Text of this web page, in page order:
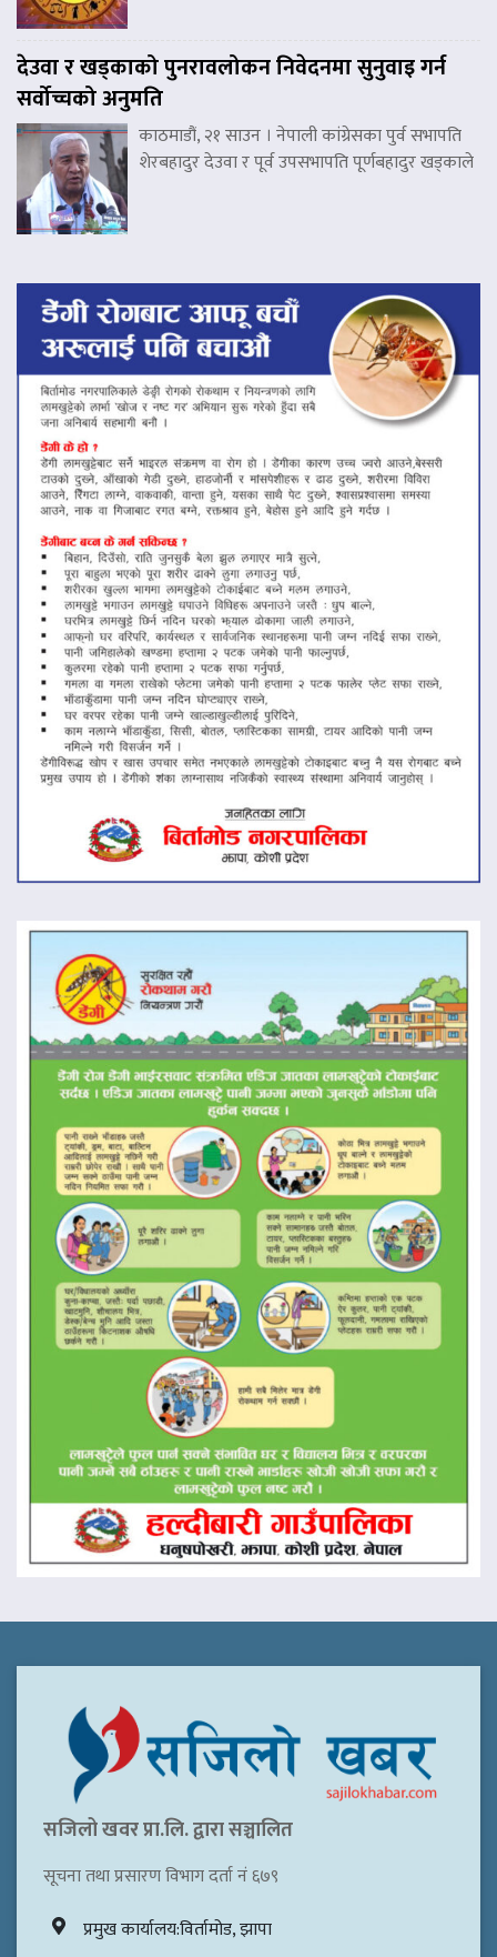
देउवा र खड्काको पुनरावलोकन निवेदनमा सुनुवाइ गर्न
सर्वोच्चको अनुमति
काठमाडौं, २१ साउन । नेपाली कांग्रेसका पुर्व सभापति
शेरबहादुर देउवा र पूर्व उपसभापति पूर्णबहादुर खड्काले
सजिलो खवर प्रा.लि. द्वारा सञ्चालित
सूचना तथा प्रसारण विभाग दर्ता नं ६७९
प्रमुख कार्यालय:विर्तामोड, झापा